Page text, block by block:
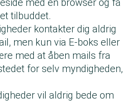
med en browser og få
tilbuddet.
kontakter dig aldrig
men kun via E-boks eller
med at åben mails fra
for selv myndigheden,
vil aldrig bede om